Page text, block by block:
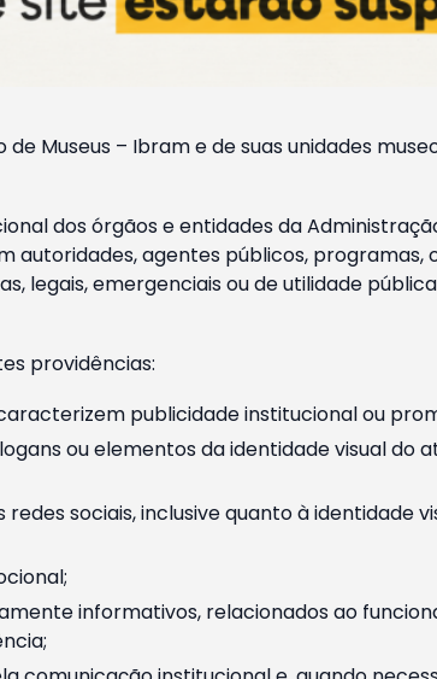
Museus – Ibram e de suas unidades
dos órgãos e entidades da
agentes públicos, programas,
legais, emergenciais ou de utilidade
providências:
publicidade institucional ou
ou elementos da identidade visual do
sociais, inclusive quanto à identidade
informativos, relacionados ao